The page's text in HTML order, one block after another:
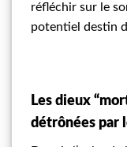
réfléchir sur le
potentiel destin
Les dieux
détrônées par